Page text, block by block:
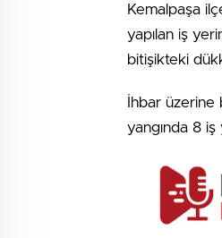
Kemalpaşa
yapılan iş
bitişikteki
İhbar
yangında 8 iş